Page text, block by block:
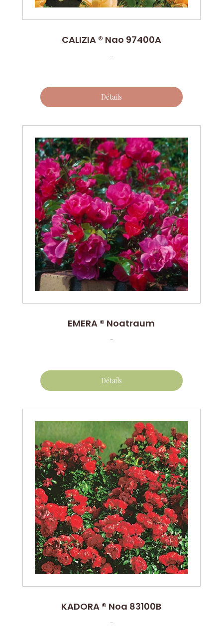
CALIZIA ® Nao 97400A
...
Détails
EMERA ® Noatraum
...
Détails
KADORA ® Noa 83100B
...